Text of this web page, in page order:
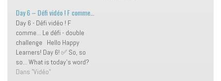
followeuse de choc ;-) ) !
Ça…
Day 6 – Défi vidéo ! F comme…
Day 6 - Défi vidéo ! F
comme... Le défi - double
challenge Hello Happy
Learners! Day 6! ✅ So, so
so... What is today's word?
Avez-vous deviné ? Ou plutôt
Dans "Vidéo"